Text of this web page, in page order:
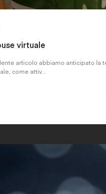
virtuale
articolo abbiamo anticipato la
come attiv...